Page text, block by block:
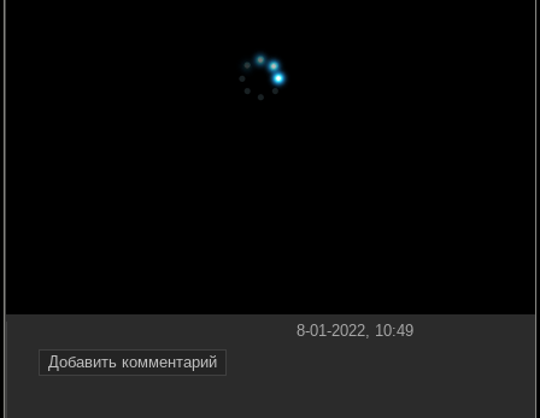
Добавить комментарий
8-01-2022, 10:49